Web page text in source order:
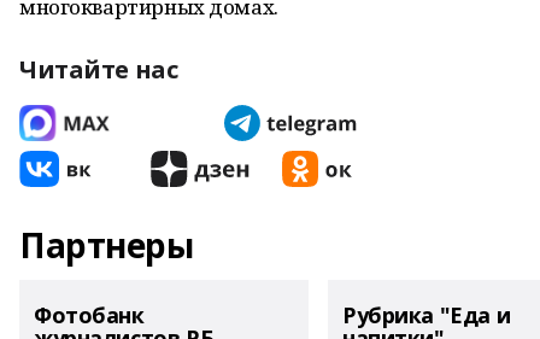
многоквартирных домах.
Читайте нас
Партнеры
Фотобанк Рубрика "Еда и